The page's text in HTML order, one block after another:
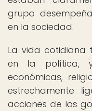
grupo
en la sociedad.
La vida cotidiana
en la política,
económicas,
estrechamente
acciones de los